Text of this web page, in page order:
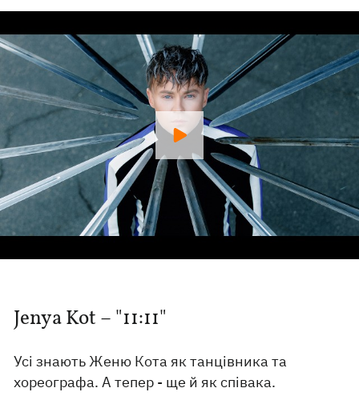
Jenya Kot – "11:11"
Усі знають Женю Кота як танцівника та
хореографа. А тепер - ще й як співака.